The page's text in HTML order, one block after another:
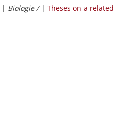
| Biologie / | Theses on a related